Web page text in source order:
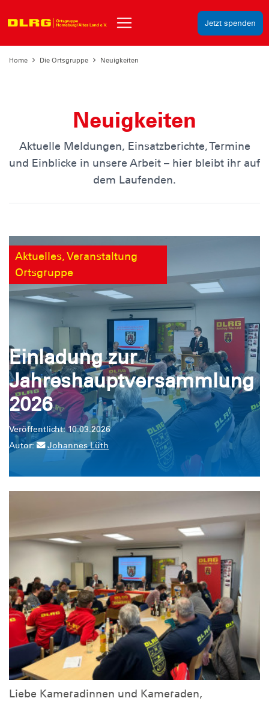
Jetzt spenden
Home Die Ortsgruppe Neuigkeiten
Neuigkeiten
Aktuelle Meldungen, Einsatzberichte, Termine
und Einblicke in unsere Arbeit – hier bleibt ihr auf
dem Laufenden.
Aktuelles, Veranstaltung
Ortsgruppe
Einladung zur
Jahreshauptversammlung
2026
Veröffentlicht: 10.03.2026
Autor:
Johannes Lüth
Liebe Kameradinnen und Kameraden,